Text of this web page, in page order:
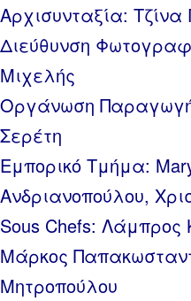
Αρχισυνταξία:
Διεύθυνση
Μιχελής
Οργάνωση
Σερέτη
Εμπορικό Τμήμα:
Ανδριανοπούλου,
Sous Chefs:
Μάρκος
Μητροπούλου